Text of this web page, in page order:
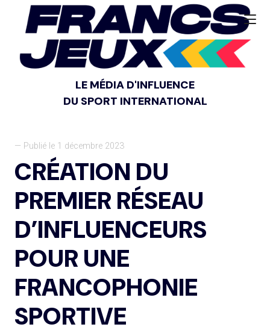
LE MÉDIA D'INFLUENCE
DU SPORT INTERNATIONAL
— Publié le 1 décembre 2023
CRÉATION DU
PREMIER RÉSEAU
D’INFLUENCEURS
POUR UNE
FRANCOPHONIE
SPORTIVE